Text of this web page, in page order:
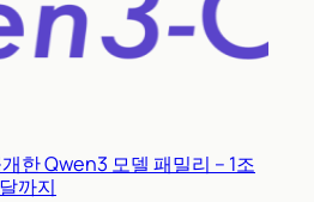
한 Qwen3 모델 패밀리 – 1조
까지